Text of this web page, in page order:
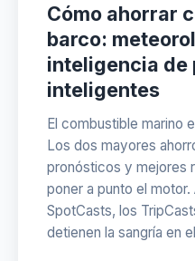
Cómo ahorrar
barco:
inteligencia de
inteligentes
El combustible marino
Los dos mayores
pronósticos y mejores
poner a punto el
SpotCasts, los
detienen la sangría en